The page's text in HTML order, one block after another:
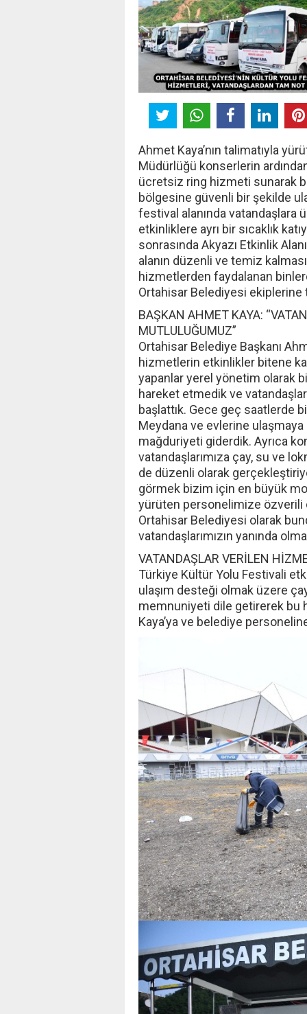
Ahmet Kaya’nın talimatıyla
Müdürlüğü konserlerin
ücretsiz ring hizmeti sunarak
bölgesine güvenli bir şekilde
festival alanında vatandaşlara
etkinliklere ayrı bir sıcaklık
sonrasında Akyazı Etkinlik
alanın düzenli ve temiz
hizmetlerden faydalanan
Ortahisar Belediyesi ekiplerine
BAŞKAN AHMET KAYA:
MUTLULUĞUMUZ”
Ortahisar Belediye Başkanı
hizmetlerin etkinlikler bitene
yapanlar yerel yönetim olarak
hareket etmedik ve
başlattık. Gece geç saatlerde
Meydana ve evlerine ulaşmaya
mağduriyeti giderdik. Ayrıca
vatandaşlarımıza çay, su ve
de düzenli olarak
görmek bizim için en büyük
yürüten personelimize özverili
Ortahisar Belediyesi olarak
vatandaşlarımızın yanında
VATANDAŞLAR VERİLEN
Türkiye Kültür Yolu Festivali
ulaşım desteği olmak üzere
memnuniyeti dile getirerek bu
Kaya’ya ve belediye